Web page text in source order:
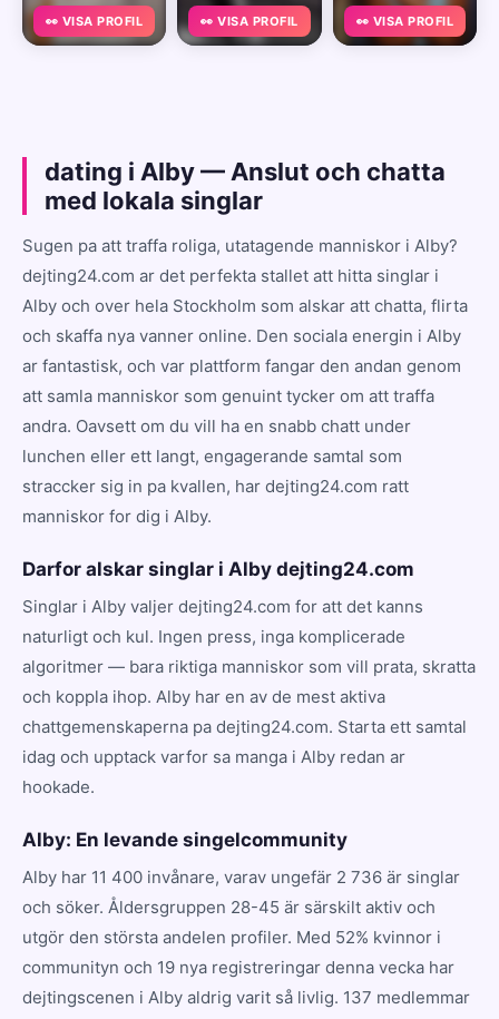
👀 VISA PROFIL 👀 VISA PROFIL 👀 VISA PROFIL
dating i Alby — Anslut och chatta
med lokala singlar
Sugen pa att traffa roliga, utatagende manniskor i Alby?
dejting24.com ar det perfekta stallet att hitta singlar i
Alby och over hela Stockholm som alskar att chatta, flirta
och skaffa nya vanner online. Den sociala energin i Alby
ar fantastisk, och var plattform fangar den andan genom
att samla manniskor som genuint tycker om att traffa
andra. Oavsett om du vill ha en snabb chatt under
lunchen eller ett langt, engagerande samtal som
straccker sig in pa kvallen, har dejting24.com ratt
manniskor for dig i Alby.
Darfor alskar singlar i Alby dejting24.com
Singlar i Alby valjer dejting24.com for att det kanns
naturligt och kul. Ingen press, inga komplicerade
algoritmer — bara riktiga manniskor som vill prata, skratta
och koppla ihop. Alby har en av de mest aktiva
chattgemenskaperna pa dejting24.com. Starta ett samtal
idag och upptack varfor sa manga i Alby redan ar
hookade.
Alby: En levande singelcommunity
Alby har 11 400 invånare, varav ungefär 2 736 är singlar
och söker. Åldersgruppen 28-45 är särskilt aktiv och
utgör den största andelen profiler. Med 52% kvinnor i
communityn och 19 nya registreringar denna vecka har
dejtingscenen i Alby aldrig varit så livlig. 137 medlemmar